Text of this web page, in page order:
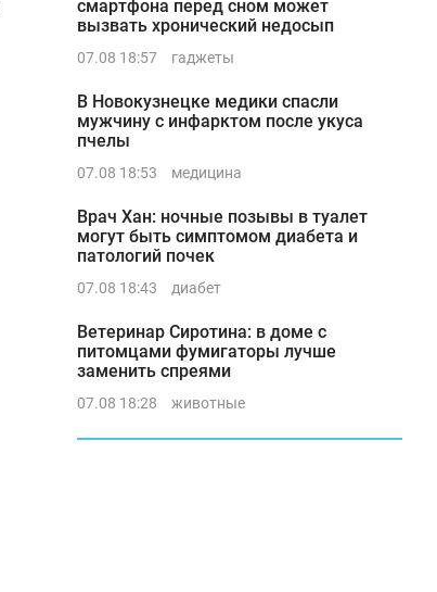
смартфона перед сном может
вызвать хронический недосып
07.08 18:57 гаджеты
В Новокузнецке медики спасли
мужчину с инфарктом после укуса
пчелы
07.08 18:53 медицина
Врач Хан: ночные позывы в туалет
могут быть симптомом диабета и
патологий почек
07.08 18:43 диабет
Ветеринар Сиротина: в доме с
питомцами фумигаторы лучше
заменить спреями
07.08 18:28 животные